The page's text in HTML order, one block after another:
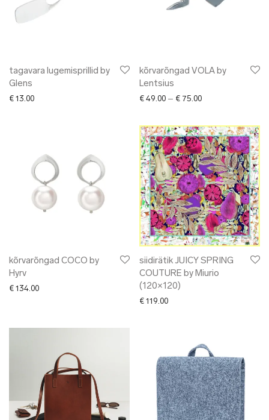
tagavara lugemisprillid by
Glens
€ 13.00
kõrvarõngad VOLA by
Lentsius
€ 49.00 – € 75.00Price range: €
kõrvarõngad COCO by
Hyrv
€ 134.00
siidirätik JUICY SPRING
COUTURE by Miurio
(120×120)
€ 119.00